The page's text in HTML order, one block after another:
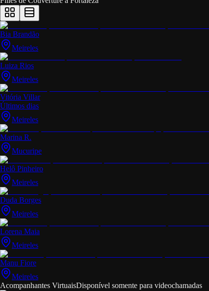
Bia Brandão
Meireles
Luiza Rios
Meireles
Vitória Villar
Últimos dias
Meireles
Marina R.
Mucuripe
Helô Pinheiro
Meireles
Duda Borges
Meireles
Lorena Maia
Meireles
Manu Fiore
Meireles
Acompanhantes VirtuaisDisponível somente para videochamadas